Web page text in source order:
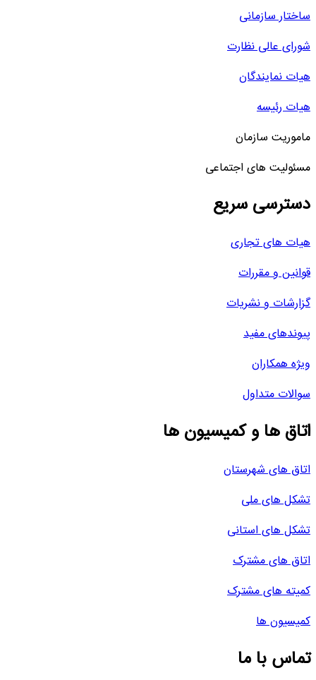
ساختار سازمانی
شورای عالی نظارت
هیات نمایندگان
هیات رئیسه
ماموریت سازمان
مسئولیت های اجتماعی
دسترسی سریع
هیات های تجاری
قوانین و مقررات
گزارشات و نشریات
پیوندهای مفید
ویژه همکاران
سوالات متداول
اتاق ها و کمیسیون ها
اتاق های شهرستان
تشکل های ملی
تشکل های استانی
اتاق های مشترک
کمیته های مشترک
کمیسیون ها
تماس با ما